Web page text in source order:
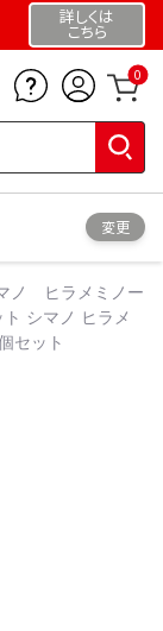
詳しくは
こちら
0
変更
ノ ヒラメミノー
シマノ ヒラメ
セット